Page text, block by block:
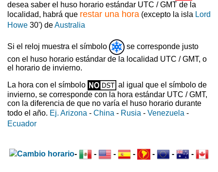
desea saber el huso horario estándar UTC / GMT de la
localidad, habrá que restar una hora (excepto la isla Lord
Howe 30') deAustralia
Si el reloj muestra el símbolo
se corresponde justo
con el huso horario estándar de la localidad UTC / GMT, o
el horario de invierno.
La hora con el símbolo
al igual que el símbolo de
invierno, se corresponde con la hora estándar UTC / GMT,
con la diferencia de que no varía el huso horario durante
todo el año. Ej. Arizona - China - Rusia - Venezuela -
Ecuador
- - - - - - -